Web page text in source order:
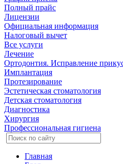
Полный прайс
Лицензии
Официальная информация
Налоговый вычет
Все услуги
Лечение
Ортодонтия. Исправление
Имплантация
Протезирование
Эстетическая стоматология
Детская стоматология
Диагностика
Хирургия
Профессиональная гигиена
Главная